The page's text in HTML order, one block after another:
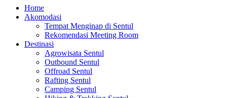
Home
Akomodasi
Tempat Menginap di Sentul
Rekomendasi Meeting Room
Destinasi
Agrowisata Sentul
Outbound Sentul
Offroad Sentul
Rafting Sentul
Camping Sentul